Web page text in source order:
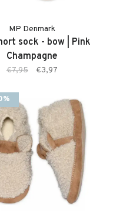
MP Denmark
sock - bow | Pink
Champagne
€7,95 €3,97